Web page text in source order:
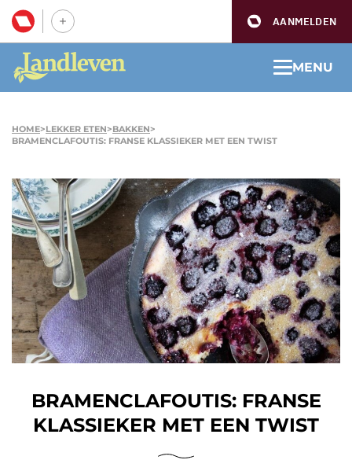
AANMELDEN
MENU
HOME>LEKKER ETEN>BAKKEN>
BRAMENCLAFOUTIS: FRANSE KLASSIEKER MET EEN TWIST
BRAMENCLAFOUTIS: FRANSE
KLASSIEKER MET EEN TWIST